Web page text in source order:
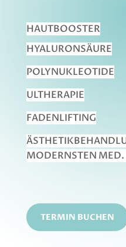
HAUTBOOSTER
HYALURONSÄURE
POLYNUKLEOTIDE
ULTHERAPIE
FADENLIFTING
MODERNSTEN MED.
TERMIN BUCHEN